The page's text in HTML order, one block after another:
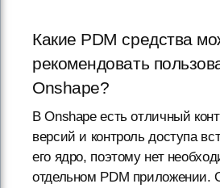
Какие PDM средства
рекомендовать
Onshape?
В Onshape есть отличный
версий и контроль доступа
его ядро, поэтому нет
отдельном PDM приложении.